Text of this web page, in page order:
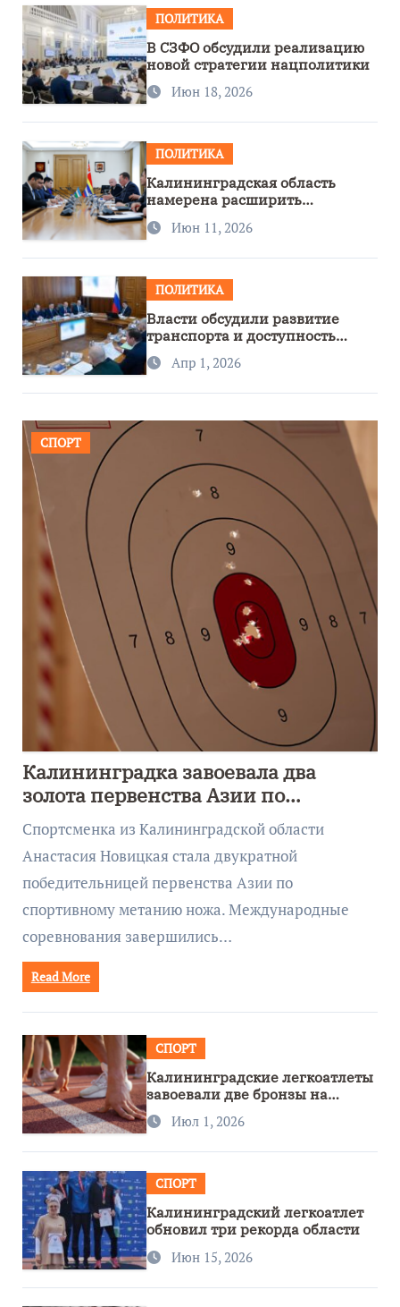
ПОЛИТИКА
В СЗФО обсудили реализацию
новой стратегии нацполитики
Июн 18, 2026
ПОЛИТИКА
Калининградская область
намерена расширить
сотрудничество с Узбекистаном
Июн 11, 2026
ПОЛИТИКА
Власти обсудили развитие
транспорта и доступность
региона
Апр 1, 2026
СПОРТ
Калининградка завоевала два
золота первенства Азии по
метанию ножа
Спортсменка из Калининградской области
Анастасия Новицкая стала двукратной
победительницей первенства Азии по
спортивному метанию ножа. Международные
соревнования завершились…
Read More
СПОРТ
Калининградские легкоатлеты
завоевали две бронзы на
первенстве России
Июл 1, 2026
СПОРТ
Калининградский легкоатлет
обновил три рекорда области
Июн 15, 2026